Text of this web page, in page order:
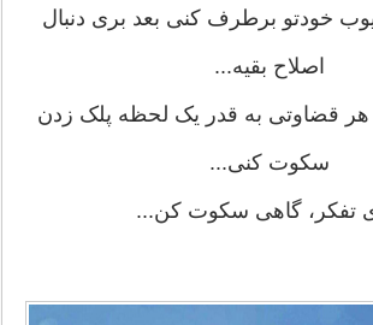
ﺧﻮﺩﺗﻮ ﺑﺮﻃﺮﻑ ﮐﻨﯽ ﺑﻌﺪ ﺑﺮﯼ ﺩﻧﺒﺎﻝ
ﺍﺻﻼﺡ ﺑﻘﯿﻪ...
ﻫﺮ ﻗﻀﺎﻭﺗﯽ ﺑﻪ ﻗﺪﺭ ﯾﮏ ﻟﺤﻈﻪ ﭘﻠﮏ ﺯﺩﻥ
ﺳﮑﻮﺕ ﮐﻨﯽ...
ﺗﻔﮑﺮ، ﮔﺎﻫﯽ ﺳﮑﻮﺕ ﮐﻦ...